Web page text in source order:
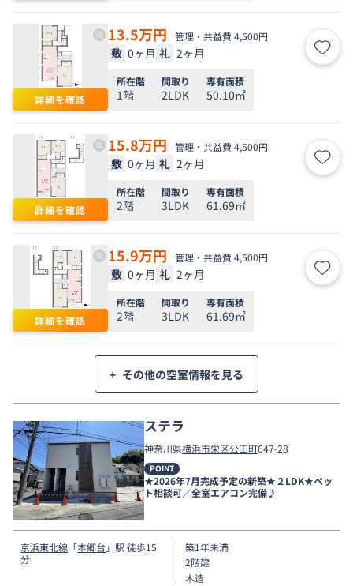
詳細を確認
13.5万円 管理・共益費 4,500円
敷 0ヶ月 礼 2ヶ月 お気
所在階
1階
間取り
2LDK
専有面積
50.10㎡
詳細を確認
15.8万円 管理・共益費 4,500円
敷 0ヶ月 礼 2ヶ月 お気
所在階
2階
間取り
3LDK
専有面積
61.69㎡
詳細を確認
15.9万円 管理・共益費 4,500円
敷 0ヶ月 礼 2ヶ月 お気
所在階
2階
間取り
3LDK
専有面積
61.69㎡
+ その他の空室情報を見る
ステラ
神奈川県横浜市栄区公田町647-28
POINT
★2026年7月完成予定の新築★２LDK★ペッ
ト相談可／全室エアコン完備♪
京浜東北線 「本郷台」駅 徒歩15
分
築1年未満
2階建
木造